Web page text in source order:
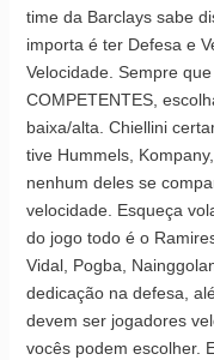
time da Barclays sabe
importa é ter Defesa e
Velocidade. Sempre
COMPETENTES,
baixa/alta. Chiellini
tive Hummels,
nenhum deles se
velocidade. Esqueça
do jogo todo é o
Vidal, Pogba,
dedicação na defesa,
devem ser jogadores
vocês podem escolher.